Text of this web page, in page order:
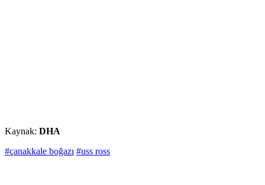
Kaynak: DHA
#çanakkale boğazı #uss ross